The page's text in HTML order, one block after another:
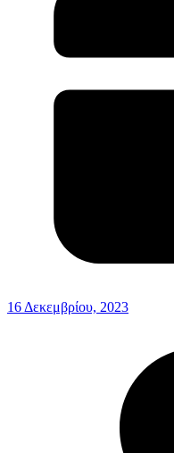
16 Δεκεμβρίου, 2023